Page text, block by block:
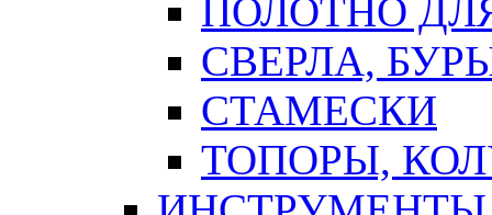
ПОЛОТНО
СВЕРЛА,
СТАМЕСКИ
ТОПОРЫ,